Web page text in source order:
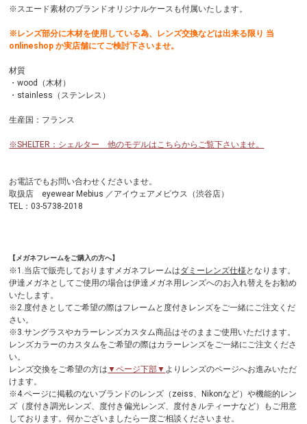
※スエード素材のブランドオリジナルケースも付属いたします。
※レンズ部分に木材を使用している為、レンズ交換などは出来る限り 当
onlineshop か実店舗にてご検討下さいませ。
材質
・wood（木材）
・stainless（ステンレス）
生産国：フランス
※SHELTER：シェルター 他のモデルはこちらからご覧下さいませ。
お電話でもお問い合わせくださいませ。
取扱店 eyewear Mebius ／アイウェアメビウス（渋谷店）
TEL：03-5738-2018
【メガネフレームをご購入の方へ】
※1.当店で販売しておりますメガネフレームはダミーレンズ仕様 となります。
伊達メガネとしてご使用の場合は伊達メガネ用レンズへのお入れ替えをお勧め
いたします。
※2.度付きとしてご希望の際はフレームと度付きレンズをご一緒にご注文くだ
さい。
※3.サングラスやカラーレンズカスタム商品はそのままご使用いただけます。
レンズカラーのカスタムをご希望の際はカラーレンズをご一緒にご注文くださ
い。
レンズ交換をご希望の方は ▼ページ下部▼ よりレンズのページへお進みいただ
けます。
※4.ページに掲載のないブランドのレンズ（zeiss、Nikonなど）や機能的レン
ズ（度付き調光レンズ、度付き偏光レンズ、度付きルティーナなど）もご用意
しております。何かございましたら一度ご相談くださいませ。